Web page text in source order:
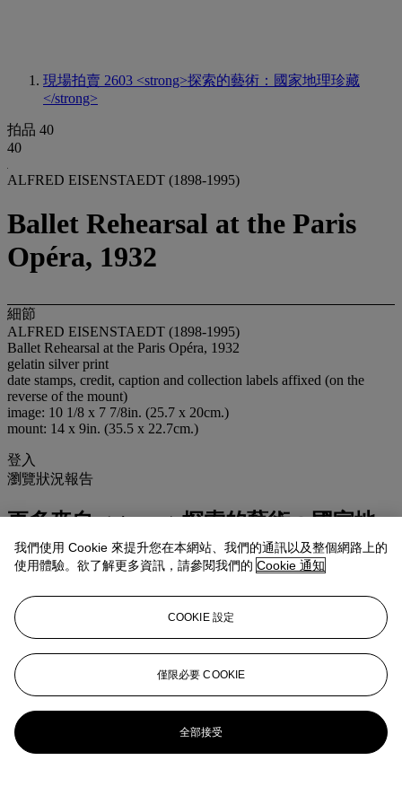
現場拍賣 2603 <strong>探索的藝術：國家地理珍藏
</strong>
拍品 40
40
ALFRED EISENSTAEDT (1898-1995)
Ballet Rehearsal at the Paris
Opéra, 1932
細節
ALFRED EISENSTAEDT (1898-1995)
Ballet Rehearsal at the Paris Opéra, 1932
gelatin silver print
date stamps, credit, caption and collection labels affixed (on the
reverse of the mount)
image: 10 1/8 x 7 7/8in. (25.7 x 20cm.)
mount: 14 x 9in. (35.5 x 22.7cm.)
登入
瀏覽狀況報告
更多來自<strong>探索的藝術：國家地
理珍藏</strong>
查看全部
我們使用 Cookie 來提升您在本網站、我們的通訊以及整個網路上的
使用體驗。欲了解更多資訊，請參閱我們的 Cookie 通知
COOKIE 設定
僅限必要 COOKIE
全部接受